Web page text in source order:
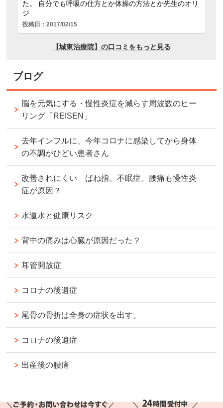
ブログ
脳を元気にする・慢性炎症を減らす周波数のヒー
リング「REISEN」
去年インフルに、今年コロナに感染してから身体
の不調がひどい患者さん
改善されにくい ばね指、不眠症、腰痛も慢性炎
症が原因？
水道水と健康リスク
背中の痛みは心臓が原因だった？
耳管開放症
コロナの後遺症
尾骨の骨折は全身の症状を出す。
コロナの後遺症
出産後の腰痛